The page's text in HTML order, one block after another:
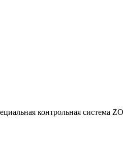
контрольная система